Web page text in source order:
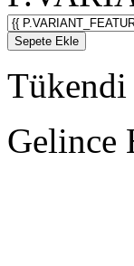
Sepete Ekle
Tükendi
Gelince